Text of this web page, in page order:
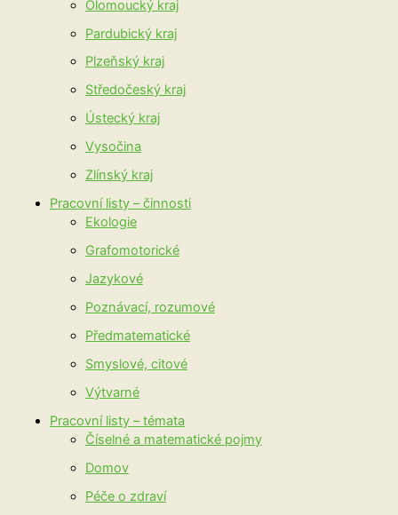
Olomoucký kraj
Pardubický kraj
Plzeňský kraj
Středočeský kraj
Ústecký kraj
Vysočina
Zlínský kraj
Pracovní listy – činnosti
Ekologie
Grafomotorické
Jazykové
Poznávací, rozumové
Předmatematické
Smyslové, citové
Výtvarné
Pracovní listy – témata
Číselné a matematické pojmy
Domov
Péče o zdraví